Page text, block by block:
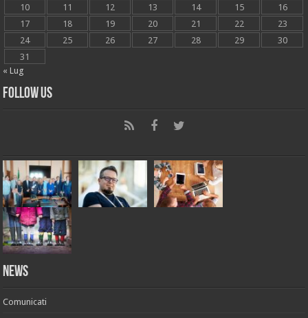
10
11 12 13 14 15
16
17
18 19 20 21 22
23
24
25 26 27 28 29
30
31
« Lug
Follow Us
News
Comunicati